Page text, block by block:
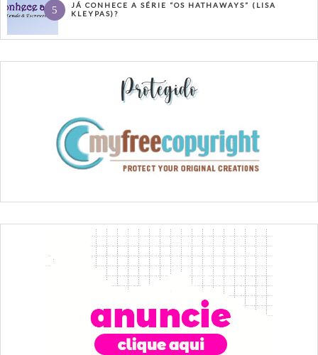
JÁ CONHECE A SÉRIE “OS HATHAWAYS” (LISA
KLEYPAS)?
Protegido